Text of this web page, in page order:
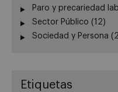
Paro y precariedad
Sector Público (12)
Sociedad y Persona
Etiquetas